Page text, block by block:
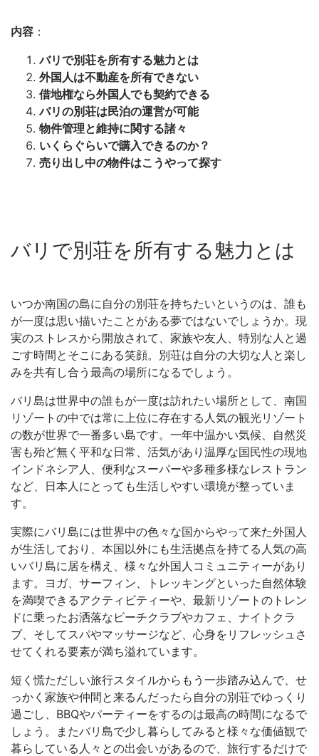
内容 ：
バリで別荘を所有する魅力とは
外国人は不動産を所有できない
借地権なら外国人でも契約できる
バリの別荘は民泊の運営が可能
物件管理と維持に関する諸々
いくらぐらいで購入できるのか？
売り出し中の物件はこうやって探す
バリで別荘を所有する魅力とは
いつか南国の島に自分の別荘を持ちたいというのは、誰も
が一度は思い描いたことがある夢ではないでしょうか。現
実のストレスから開放されて、家族や友人、特別な人と過
ごす時間とそこにある笑顔。別荘は自分の大切な人と楽し
みを共有し合う最高の場所になるでしょう。
バリ島は世界中の誰もが一度は訪れたい場所として、南国
リゾートの中では常に上位に存在する人気の観光リゾート
の数が世界で一番多い島です。一年中温かい気候、自然災
害も殆ど無く平和な日常、活気があり温厚な国民性の現地
インドネシア人、便利なスーパーや多種多様なレストラン
など、日本人にとっても生活しやすい環境が整っていま
す。
実際にバリ島には世界中の色々な国からやって来た外国人
が生活しており、本国以外にも生活拠点を持てる人気の高
いバリ島に居を構え、様々な外国人コミュニティーがあり
ます。ヨガ、サーフィン、トレッキングといった自然体験
を満喫できるアクティビティーや、最新リゾートのトレン
ドに乗ったお洒落なビーチクラブやカフェ、ナイトクラ
ブ、そしてスパやマッサージなど、心身をリフレッシュさ
せてくれる要素が満ち溢れています。
短く慌ただしい旅行スタイルからもう一歩踏み込んで、せ
っかく家族や仲間と来るんだったら自分の別荘でゆっくり
過ごし、BBQやパーティーをするのは最高の時間になるで
しょう。またバリ島で少し暮らしてみると様々な価値観で
暮らしている人々との出会いがあるので、旅行するだけで